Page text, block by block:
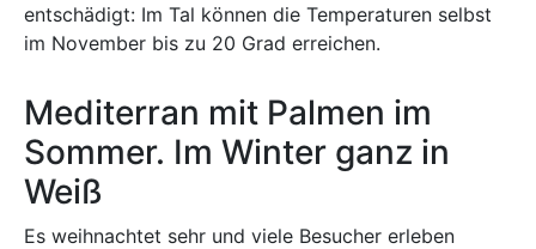
entschädigt: Im Tal können die Temperaturen selbst
im November bis zu 20 Grad erreichen.
Mediterran mit Palmen im
Sommer. Im Winter ganz in
Weiß
Es weihnachtet sehr und viele Besucher erleben